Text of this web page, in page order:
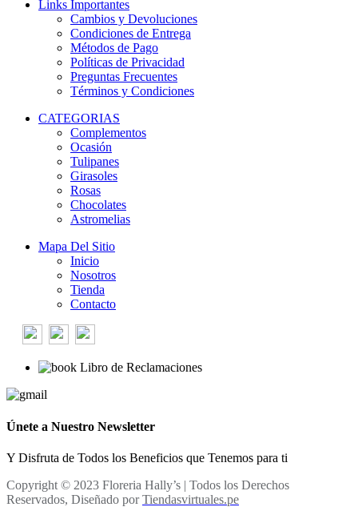
Links Importantes
Cambios y Devoluciones
Condiciones de Entrega
Métodos de Pago
Políticas de Privacidad
Preguntas Frecuentes
Términos y Condiciones
CATEGORIAS
Complementos
Ocasión
Tulipanes
Girasoles
Rosas
Chocolates
Astromelias
Mapa Del Sitio
Inicio
Nosotros
Tienda
Contacto
Libro de Reclamaciones
Únete a Nuestro Newsletter
Y Disfruta de Todos los Beneficios que Tenemos para ti
Copyright © 2023 Floreria Hally’s | Todos los Derechos
Reservados, Diseñado porTiendasvirtuales.pe